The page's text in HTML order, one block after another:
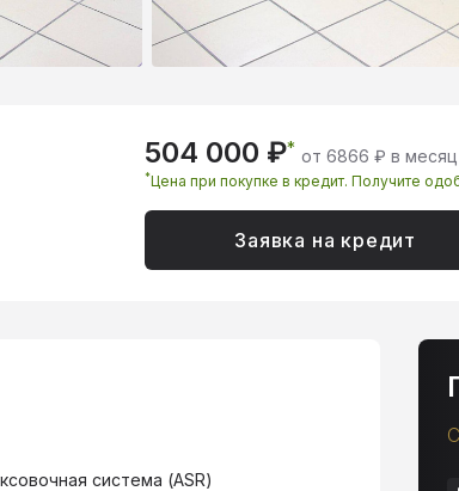
504 000 ₽* от 6866 ₽ в месяц
*Цена при покупке в кредит. Получите
Заявка на кредит
система (ASR)